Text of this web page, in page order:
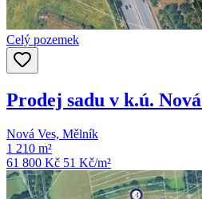
Celý pozemek
Prodej sadu v k.ú.
Nová Ves, Mělník
1 210 m²
61 800 Kč 51 Kč/m²